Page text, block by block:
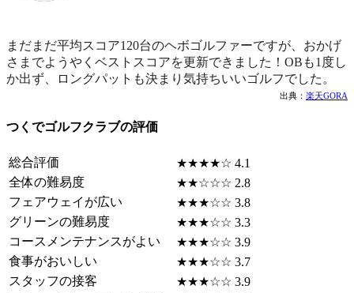
まだまだ平均スコア120台のヘボゴルファーですが、おかげ
さまでようやくベストスコアを更新できました！OBも1度し
か出ず、ロングパットも決まり気持ちいいゴルフでした。
出典： 楽天GORA
つくでゴルフクラブの評価
総合評価
★★★★☆ 4.1
全体の難易度
★★☆☆☆ 2.8
フェアウェイが広い
★★★☆☆ 3.8
グリーンの難易度
★★★☆☆ 3.3
コースメンテナンスがよい
★★★☆☆ 3.9
食事がおいしい
★★★☆☆ 3.7
スタッフの接客
★★★☆☆ 3.9